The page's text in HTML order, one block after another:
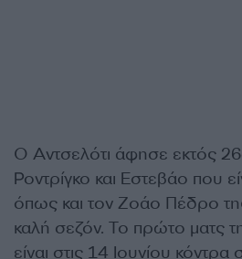
Ο Αντσελότι άφησε εκτός
Ροντρίγκο και Εστεβάο που
όπως και τον Ζοάο Πέδρο
καλή σεζόν. Το πρώτο ματς
είναι στις 14 Ιουνίου